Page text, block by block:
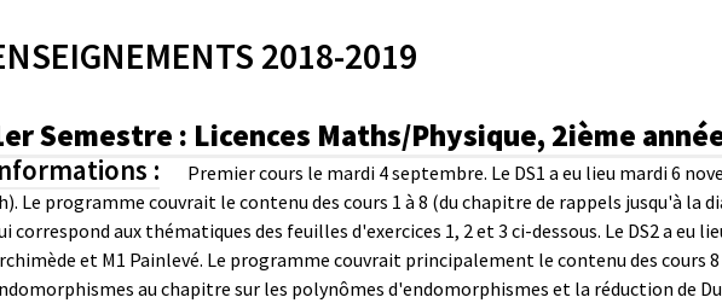
2018-2019
Semestre : Licences Maths/Physique, 2ième
: Premier cours le mardi 4 septembre. Le DS1 a eu lieu mardi 6
Le programme couvrait le contenu des cours 1 à 8 (du chapitre de rappels jusqu'à la
correspond aux thématiques des feuilles d'exercices 1, 2 et 3 ci-dessous. Le DS2 a eu
et M1 Painlevé. Le programme couvrait principalement le contenu des cours
au chapitre sur les polynômes d'endomorphismes et la réduction de